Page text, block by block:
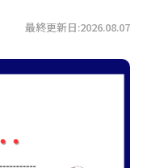
最終更新日:2026.08.07